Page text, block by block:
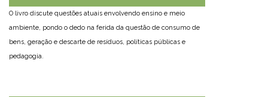
O livro discute questões atuais envolvendo ensino e meio
ambiente, pondo o dedo na ferida da questão de consumo de
bens, geração e descarte de resíduos, políticas públicas e
pedagogia.